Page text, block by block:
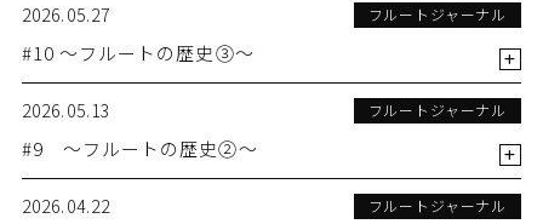
2026.05.27 フルートジャーナル
#10 ～フルートの歴史③～
2026.05.13 フルートジャーナル
#9 ～フルートの歴史②～
2026.04.22 フルートジャーナル